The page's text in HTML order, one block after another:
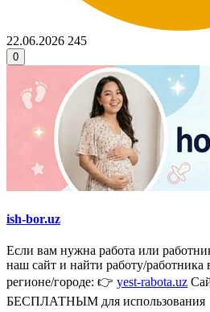
22.06.2026 245
0
ish-bor.uz
Если вам нужна работа или
наш сайт и найти работу/
регионе/городе: 👉 yest-rabota.uz
БЕСПЛАТНЫМ для использования